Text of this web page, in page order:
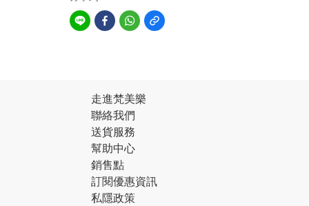
走進梵美樂
聯絡我們
送貨服務
幫助中心
銷售點
訂閱優惠資訊
私隱政策